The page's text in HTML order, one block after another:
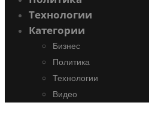
Технологии
Категории
Бизнес
Политика
Технологии
Видео